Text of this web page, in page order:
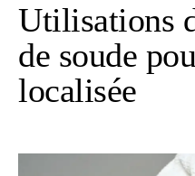
Utilisations
de soude
localisée